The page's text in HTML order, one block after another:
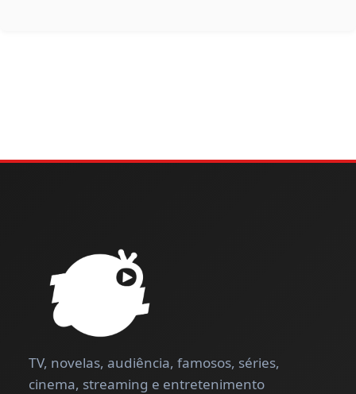
TV, novelas, audiência, famosos, séries,
cinema, streaming e entretenimento